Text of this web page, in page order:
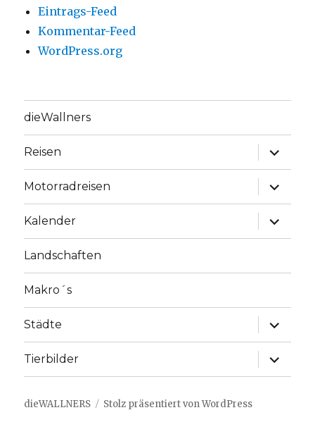
Eintrags-Feed
Kommentar-Feed
WordPress.org
dieWallners
Reisen
Motorradreisen
Kalender
Landschaften
Makro´s
Städte
Tierbilder
dieWALLNERS Stolz präsentiert von WordPress